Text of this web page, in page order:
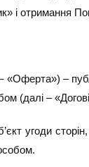
і отримання
«Оферта») –
(далі –
угоди